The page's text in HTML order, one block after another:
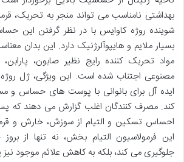
بهداشتی نامناسب می تواند منجر به تحریک،
شوینده روژه کاوایس با در نظر گرفتن این
بسیار ملایم و هایپوآلرژنیک دارد. این بدان
مواد تحریک کننده رایج نظیر صابون،
مصنوعی اجتناب شده است. این ویژگی، ژل روژه
ایده آل برای بانوانی با پوست های حساس و
کند. مصرف کنندگان اغلب گزارش می دهند که پس
احساس تسکین و التیام از سوزش، خارش و
این فرمولاسیون التیام بخش، نه تنها از
جلوگیری می کند، بلکه به کاهش علائم موجود